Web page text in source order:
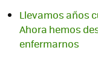
Llevamos años
Ahora hemos
enfermarnos